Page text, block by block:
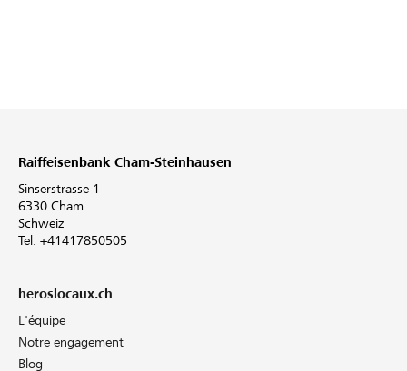
Raiffeisenbank Cham-Steinhausen
Sinserstrasse 1
6330 Cham
Schweiz
Tel. +41417850505
heroslocaux.ch
L'équipe
Notre engagement
Blog